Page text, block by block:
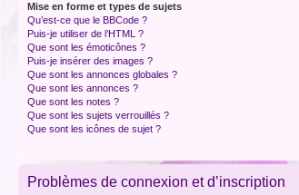
Mise en forme et types de sujets
Qu’est-ce que le BBCode ?
Puis-je utiliser de l’HTML ?
Que sont les émoticônes ?
Puis-je insérer des images ?
Que sont les annonces globales ?
Que sont les annonces ?
Que sont les notes ?
Que sont les sujets verrouillés ?
Que sont les icônes de sujet ?
Problèmes de connexion et d’inscription